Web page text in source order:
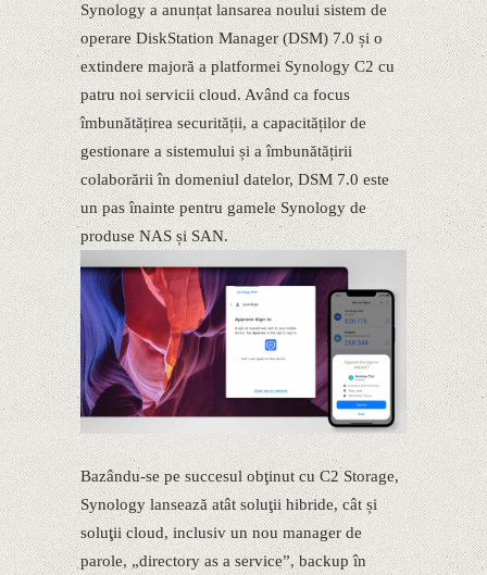
Synology a anunțat lansarea noului sistem de
operare DiskStation Manager (DSM) 7.0 și o
extindere majoră a platformei Synology C2 cu
patru noi servicii cloud. Având ca focus
îmbunătățirea securității, a capacităților de
gestionare a sistemului și a îmbunătățirii
colaborării în domeniul datelor, DSM 7.0 este
un pas înainte pentru gamele Synology de
produse NAS și SAN.
Bazându-se pe succesul obţinut cu C2 Storage,
Synology lansează atât soluţii hibride, cât și
soluţii cloud, inclusiv un nou manager de
parole, „directory as a service”, backup în